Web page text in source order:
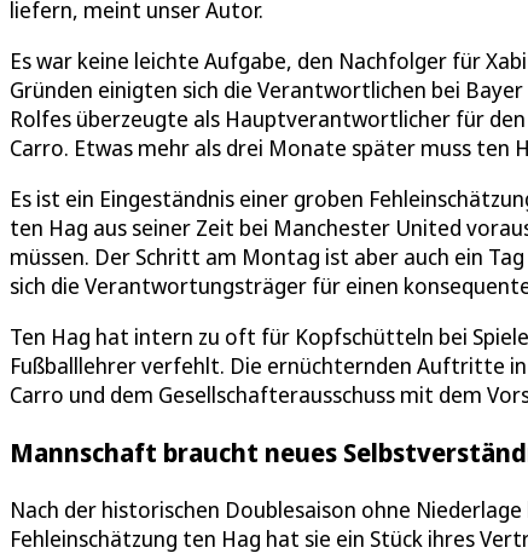
liefern, meint unser Autor.
Es war keine leichte Aufgabe, den Nachfolger für
Gründen einigten sich die Verantwortlichen bei
Rolfes überzeugte als Hauptverantwortlicher für
Carro. Etwas mehr als drei Monate später muss ten
Es ist ein Eingeständnis einer groben
ten Hag aus seiner Zeit bei Manchester United
müssen. Der Schritt am Montag ist aber auch ein
sich die Verantwortungsträger für einen
Ten Hag hat intern zu oft für Kopfschütteln bei
Fußballlehrer verfehlt. Die ernüchternden Auftritte in
Carro und dem Gesellschafterausschuss mit dem
Mannschaft braucht neues
Nach der historischen Doublesaison ohne
Fehleinschätzung ten Hag hat sie ein Stück ihres